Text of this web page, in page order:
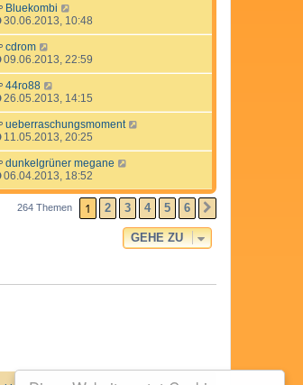
Bluekombi
30.06.2013, 10:48
cdrom
09.06.2013, 22:59
44ro88
26.05.2013, 14:15
ueberraschungsmoment
11.05.2013, 20:25
dunkelgrüner megane
06.04.2013, 18:52
264 Themen 1 2 3 4 5 6
GEHE ZU